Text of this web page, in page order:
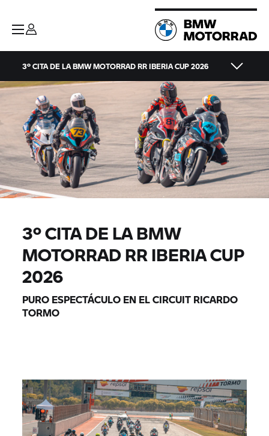
3º CITA DE LA BMW MOTORRAD RR IBERIA CUP 2026
3º CITA DE LA BMW
MOTORRAD RR IBERIA CUP
2026
PURO ESPECTÁCULO EN EL CIRCUIT RICARDO
TORMO